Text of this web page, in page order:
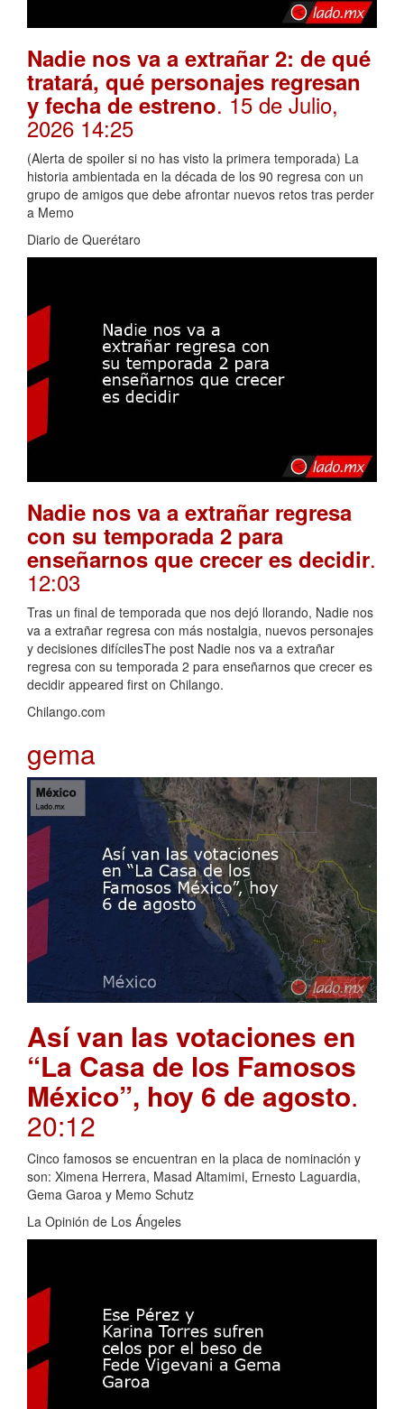
Nadie nos va a extrañar 2: de qué
tratará, qué personajes regresan
y fecha de estreno. 15 de Julio,
2026 14:25
(Alerta de spoiler si no has visto la primera temporada) La
historia ambientada en la década de los 90 regresa con un
grupo de amigos que debe afrontar nuevos retos tras perder
a Memo
Diario de Querétaro
Nadie nos va a extrañar regresa
con su temporada 2 para
enseñarnos que crecer es decidir.
12:03
Tras un final de temporada que nos dejó llorando, Nadie nos
va a extrañar regresa con más nostalgia, nuevos personajes
y decisiones difícilesThe post Nadie nos va a extrañar
regresa con su temporada 2 para enseñarnos que crecer es
decidir appeared first on Chilango.
Chilango.com
gema
Así van las votaciones en
“La Casa de los Famosos
México”, hoy 6 de agosto.
20:12
Cinco famosos se encuentran en la placa de nominación y
son: Ximena Herrera, Masad Altamimi, Ernesto Laguardia,
Gema Garoa y Memo Schutz
La Opinión de Los Ángeles